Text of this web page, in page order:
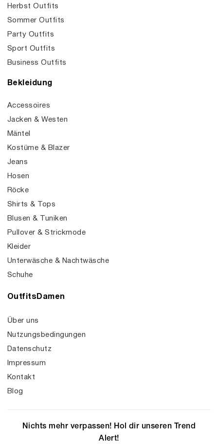
Herbst Outfits
Sommer Outfits
Party Outfits
Sport Outfits
Business Outfits
Bekleidung
Accessoires
Jacken & Westen
Mäntel
Kostüme & Blazer
Jeans
Hosen
Röcke
Shirts & Tops
Blusen & Tuniken
Pullover & Strickmode
Kleider
Unterwäsche & Nachtwäsche
Schuhe
OutfitsDamen
Über uns
Nutzungsbedingungen
Datenschutz
Impressum
Kontakt
Blog
Nichts mehr verpassen! Hol dir unseren Trend
Alert!